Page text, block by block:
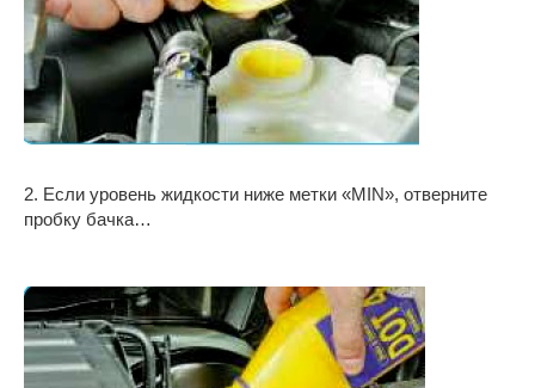
2. Если уровень жидкости ниже метки «MIN», отверните
пробку бачка…